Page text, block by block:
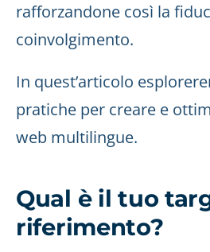
rafforzandone così la
coinvolgimento.
In quest’articolo
pratiche per creare e
web multilingue.
Qual è il tuo
riferimento?